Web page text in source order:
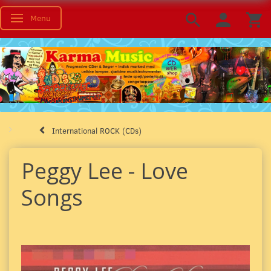
Toggle navigation
Menu
International ROCK (CDs)
Peggy Lee - Love
Songs